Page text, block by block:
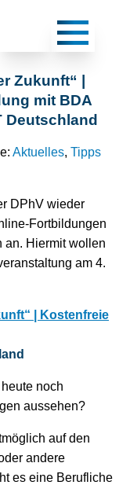
Zukunft“ |
mit BDA
Deutschland
Aktuelles, Tipps
DPhV wieder
Fortbildungen
an. Hiermit wollen
am 4.
| Kostenfreie
noch
aussehen?
auf den
andere
es eine Berufliche